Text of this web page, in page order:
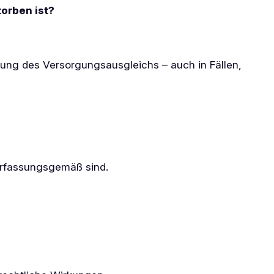
ist?
des Versorgungsausgleichs – auch in Fällen,
sind.